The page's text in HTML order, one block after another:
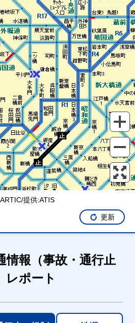
表示設定
通行止め
チェーン規制等
通行止め
提供:ATIS
更新
情報（事故・通行止
レポート